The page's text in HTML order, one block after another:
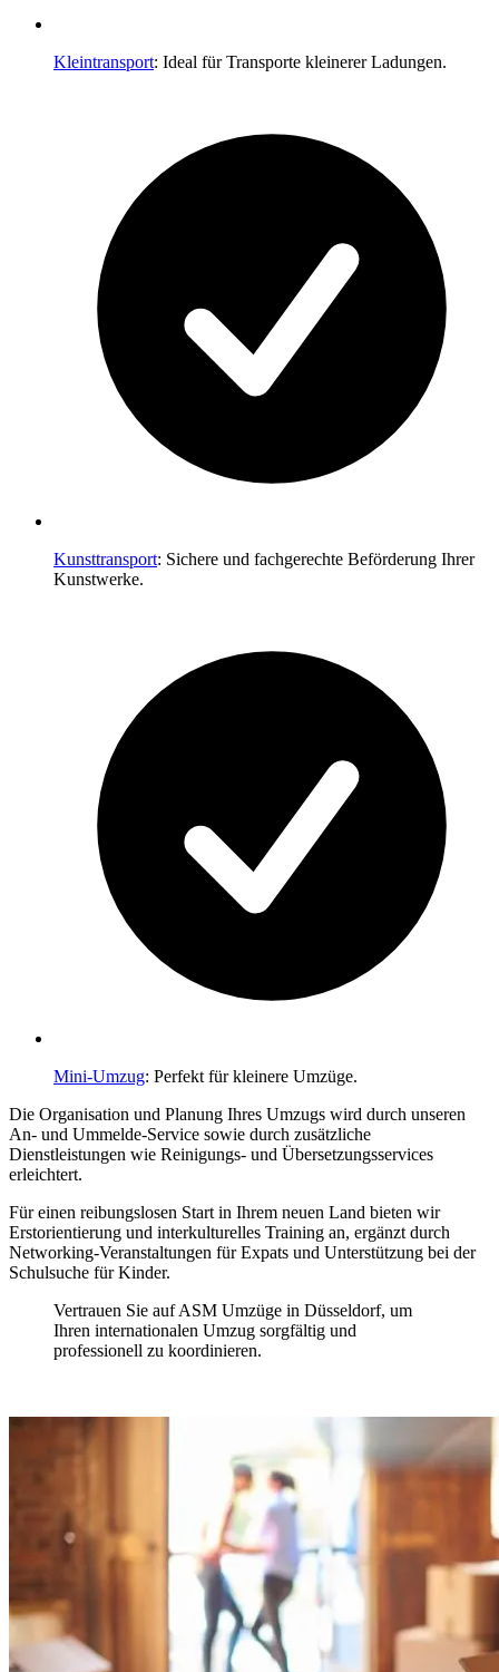
Kleintransport: Ideal für Transporte kleinerer Ladungen.
Kunsttransport: Sichere und fachgerechte Beförderung Ihrer
Kunstwerke.
Mini-Umzug: Perfekt für kleinere Umzüge.
Die Organisation und Planung Ihres Umzugs wird durch unseren
An- und Ummelde-Service sowie durch zusätzliche
Dienstleistungen wie Reinigungs- und Übersetzungsservices
erleichtert.
Für einen reibungslosen Start in Ihrem neuen Land bieten wir
Erstorientierung und interkulturelles Training an, ergänzt durch
Networking-Veranstaltungen für Expats und Unterstützung bei der
Schulsuche für Kinder.
Vertrauen Sie auf ASM Umzüge in Düsseldorf, um
Ihren internationalen Umzug sorgfältig und
professionell zu koordinieren.